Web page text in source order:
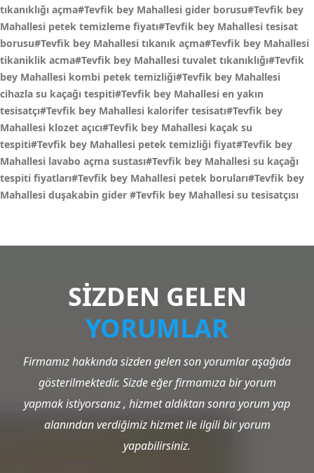
tıkanıklığı açma#Tevfik bey Mahallesi gider borusu#Tevfik bey
Mahallesi petek temizleme fiyatı#Tevfik bey Mahallesi tesisat
borusu#Tevfik bey Mahallesi tıkanık açma#Tevfik bey Mahallesi
tikaniklik acma#Tevfik bey Mahallesi tuvalet tıkanıklığı#Tevfik
bey Mahallesi kombi petek temizliği#Tevfik bey Mahallesi
cihazla su kaçağı tespiti#Tevfik bey Mahallesi en yakın
tesisatçı#Tevfik bey Mahallesi kalorifer tesisatı#Tevfik bey
Mahallesi klozet açıcı#Tevfik bey Mahallesi kaçak su
tespiti#Tevfik bey Mahallesi petek temizliği fiyat#Tevfik bey
Mahallesi lavabo açma sustası#Tevfik bey Mahallesi su kaçağı
tespiti fiyatları#Tevfik bey Mahallesi petek boruları#Tevfik bey
Mahallesi duşakabin gider #Tevfik bey Mahallesi su tesisatçısı
SİZDEN GELEN
YORUMLAR
Firmamız hakkında sizden gelen son yorumlar aşağıda
gösterilmektedir. Sizde eğer firmamıza bir yorum
yapmak istiyorsanız , hizmet aldıktan sonra yorum yap
alanından verdiğimiz hizmet ile ilgili bir yorum
yapabilirsiniz.